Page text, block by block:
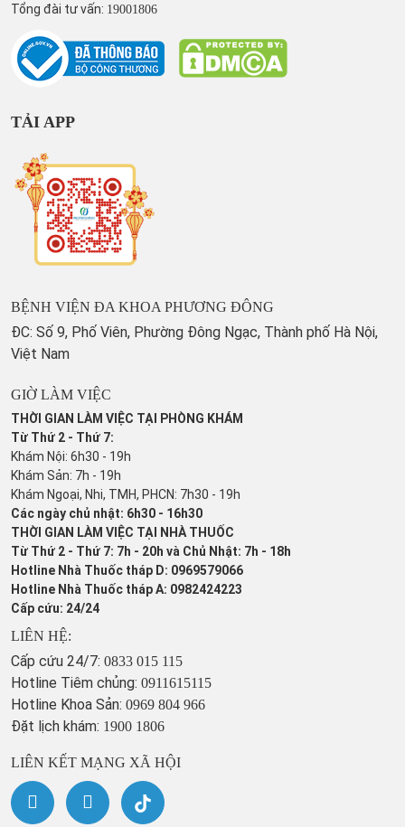
Tổng đài tư vấn: 19001806
TẢI APP
BỆNH VIỆN ĐA KHOA PHƯƠNG ĐÔNG
ĐC: Số 9, Phố Viên, Phường Đông Ngạc, Thành phố Hà Nội,
Việt Nam
GIỜ LÀM VIỆC
THỜI GIAN LÀM VIỆC TẠI PHÒNG KHÁM
Từ Thứ 2 - Thứ 7:
Khám Nội: 6h30 - 19h
Khám Sản: 7h - 19h
Khám Ngoại, Nhi, TMH, PHCN: 7h30 - 19h
Các ngày chủ nhật: 6h30 - 16h30
THỜI GIAN LÀM VIỆC TẠI NHÀ THUỐC
Từ Thứ 2 - Thứ 7: 7h - 20h và Chủ Nhật: 7h - 18h
Hotline Nhà Thuốc tháp D: 0969579066
Hotline Nhà Thuốc tháp A: 0982424223
Cấp cứu: 24/24
LIÊN HỆ:
Cấp cứu 24/7: 0833 015 115
Hotline Tiêm chủng: 0911615115
Hotline Khoa Sản: 0969 804 966
Đặt lịch khám: 1900 1806
LIÊN KẾT MẠNG XÃ HỘI